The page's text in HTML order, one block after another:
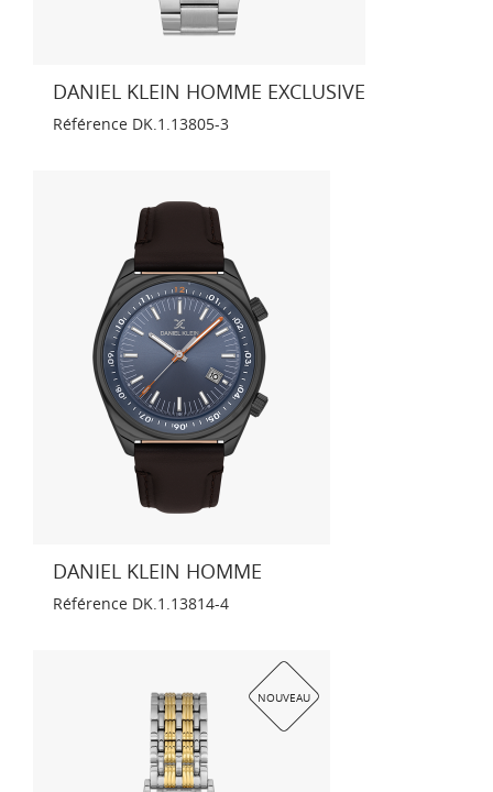
DANIEL KLEIN HOMME EXCLUSIVE
Référence DK.1.13805-3
DANIEL KLEIN HOMME
Référence DK.1.13814-4
NOUVEAU